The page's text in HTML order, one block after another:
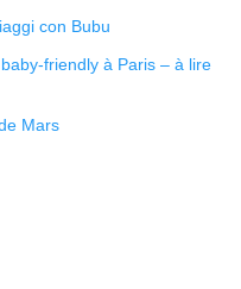
con Bubu
friendly à Paris – à lire
Mars